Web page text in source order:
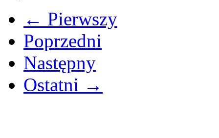
← Pierwszy
Poprzedni
Następny
Ostatni →